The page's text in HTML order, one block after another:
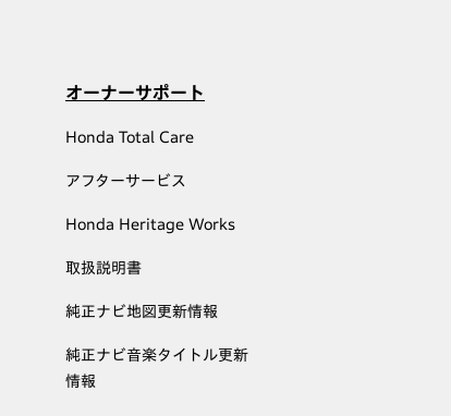
オーナーサポート
Honda Total Care
アフターサービス
Honda Heritage Works
取扱説明書
純正ナビ地図更新情報
純正ナビ音楽タイトル更新
情報